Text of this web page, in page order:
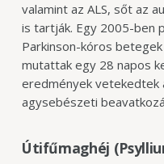
valamint az ALS, sőt az
is tartják. Egy 2005-ben
Parkinson-kóros
mutattak egy 28 napos
eredmények vetekedtek
agysebészeti
Útifűmaghéj